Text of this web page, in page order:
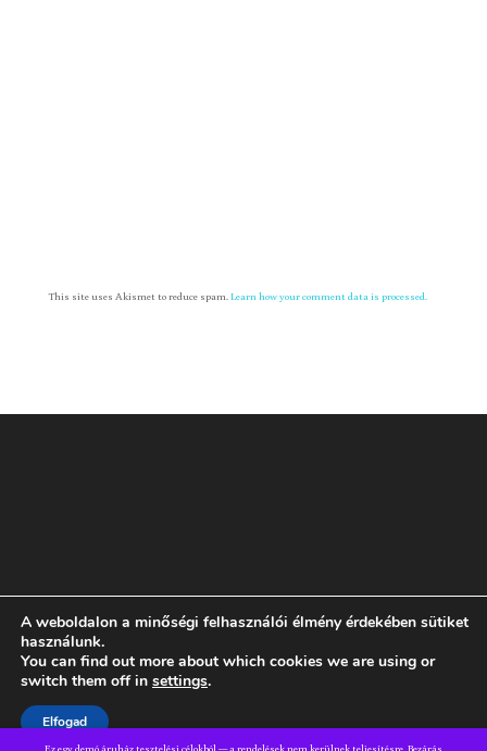
This site uses Akismet to reduce spam.Learn how your comment data is processed.
Rólam GYIK ÁSZF Adatvédelmi tájékoztató
A weboldalon a minőségi felhasználói élmény érdekében sütiket
használunk.
You can find out more about which cookies we are using or
switch them off in settings.
Elfogad